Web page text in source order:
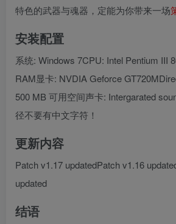
特色的武器与魂器，定能为你带来一场
安装配置
系统: Windows 7CPU: Intel Pentium III
RAM显卡: NVDIA Geforce
500 MB 可用空间声卡: Intergarated
径不要有中文字符！
更新内容
Patch v1.17 updatedPatch v1.16
updated
结语